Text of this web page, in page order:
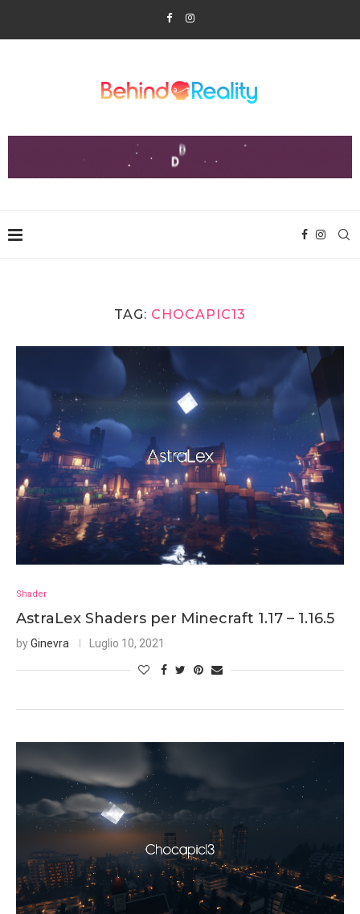
TAG: CHOCAPIC13
Shader
AstraLex Shaders per Minecraft 1.17 – 1.16.5
byGinevra Luglio 10, 2021